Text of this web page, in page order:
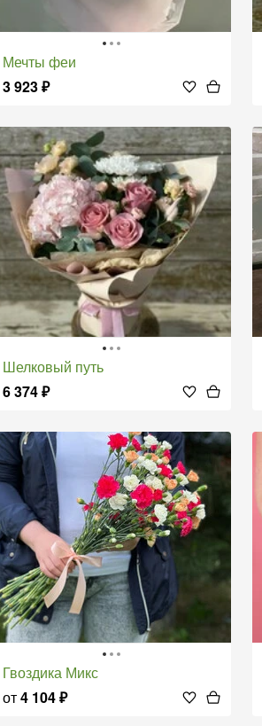
Мечты феи
3 923₽
Шелковый путь
6 374₽
Гвоздика Микс
от4 104₽